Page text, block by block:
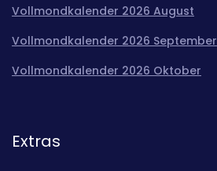
Vollmondkalender 2026 August
Vollmondkalender 2026 September
Vollmondkalender 2026 Oktober
Extras